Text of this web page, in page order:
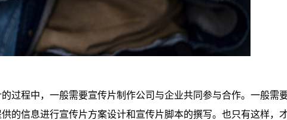
过程中，一般需要宣传片制作公司与企业共同参与合作。一般需
的信息进行宣传片方案设计和宣传片脚本的撰写。也只有这样，